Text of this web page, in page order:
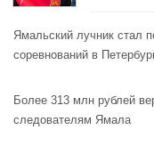
Ямальский лучник стал
соревнований в
Более 313 млн рублей
следователям Ямала